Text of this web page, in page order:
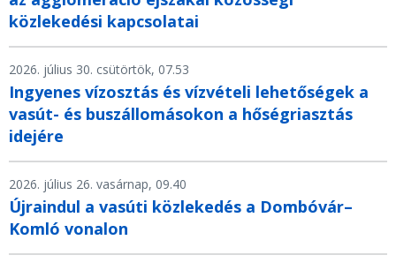
közlekedési kapcsolatai
2026. július 30. csütörtök, 07.53
Ingyenes vízosztás és vízvételi lehetőségek a
vasút- és buszállomásokon a hőségriasztás
idejére
2026. július 26. vasárnap, 09.40
Újraindul a vasúti közlekedés a Dombóvár–
Komló vonalon